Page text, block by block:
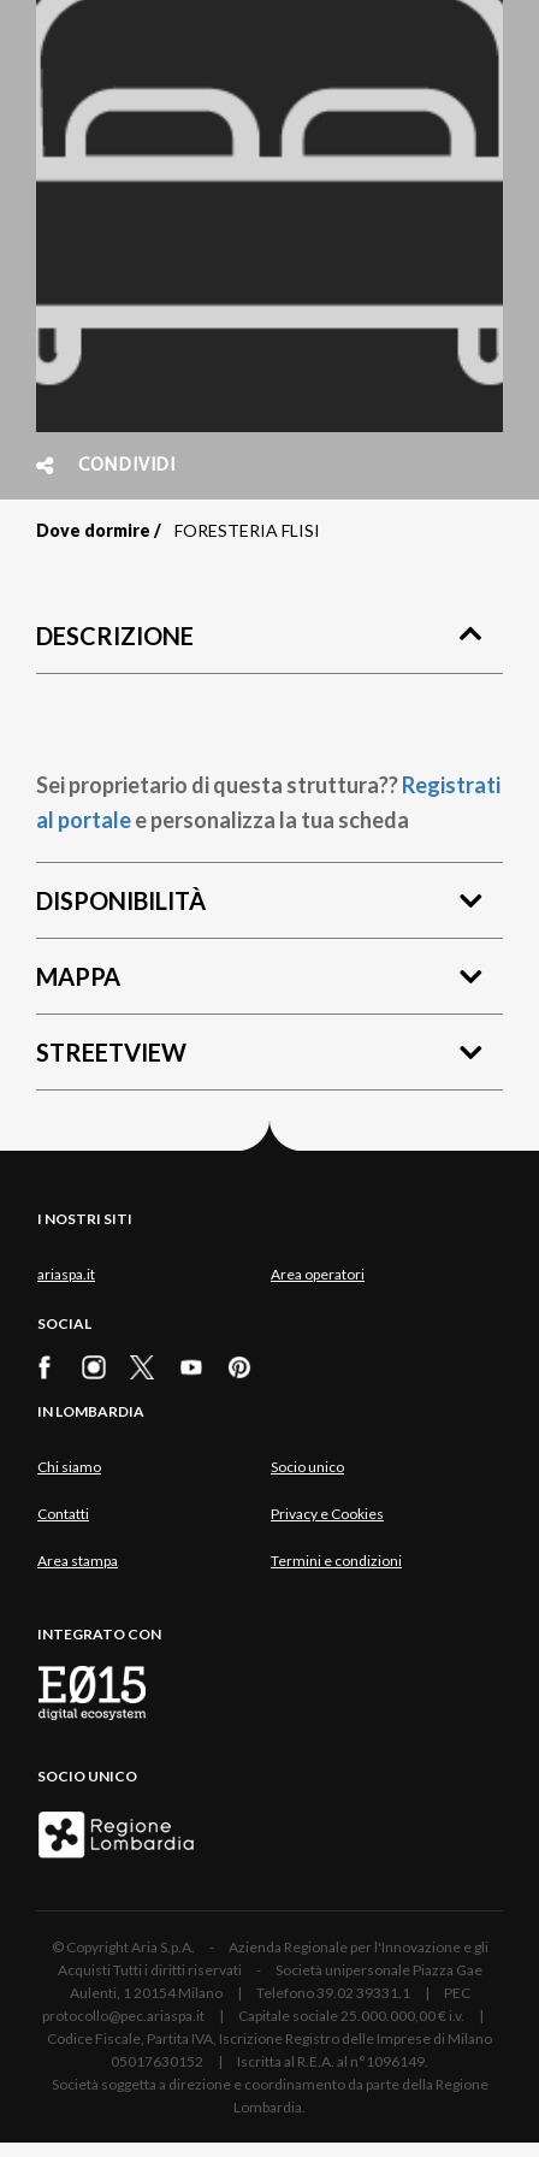
CONDIVIDI
pane
Dove dormire FORESTERIA FLISI
DESCRIZIONE
Sei proprietario di questa struttura??Registrati
al portalee personalizza la tua scheda
DISPONIBILITÀ
MAPPA
STREETVIEW
I NOSTRI SITI
ariaspa.it Area operatori
SOCIAL
IN LOMBARDIA
Chi siamo Socio unico
Contatti Privacy e Cookies
Area stampa Termini e condizioni
INTEGRATO CON
SOCIO UNICO
© Copyright Aria S.p.A. - Azienda Regionale per l'Innovazione e gli
Acquisti Tutti i diritti riservati - Società unipersonale Piazza Gae
Aulenti, 1 20154 Milano | Telefono 39.02 39331.1 | PEC
protocollo@pec.ariaspa.it | Capitale sociale 25.000.000,00 € i.v. |
Codice Fiscale, Partita IVA, Iscrizione Registro delle Imprese di Milano
05017630152 | Iscritta al R.E.A. al n°1096149.
Società soggetta a direzione e coordinamento da parte della Regione
Lombardia.